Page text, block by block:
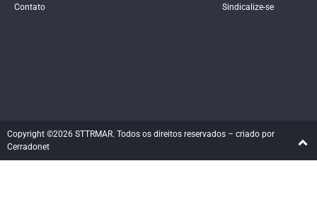
Contato
Sindicalize-se
Copyright ©2026 STTRMAR. Todos os direitos reservados – criado por
Cerradonet